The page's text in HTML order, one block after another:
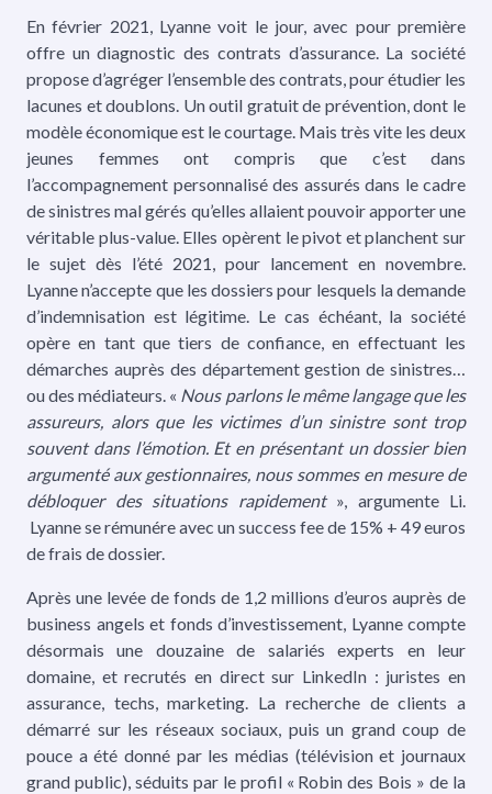
En février 2021, Lyanne voit le jour, avec pour première
offre un diagnostic des contrats d’assurance. La société
propose d’agréger l’ensemble des contrats, pour étudier les
lacunes et doublons. Un outil gratuit de prévention, dont le
modèle économique est le courtage. Mais très vite les deux
jeunes femmes ont compris que c’est dans
l’accompagnement personnalisé des assurés dans le cadre
de sinistres mal gérés qu’elles allaient pouvoir apporter une
véritable plus-value. Elles opèrent le pivot et planchent sur
le sujet dès l’été 2021, pour lancement en novembre.
Lyanne n’accepte que les dossiers pour lesquels la demande
d’indemnisation est légitime. Le cas échéant, la société
opère en tant que tiers de confiance, en effectuant les
démarches auprès des département gestion de sinistres…
ou des médiateurs. « Nous parlons le même langage que les
assureurs, alors que les victimes d’un sinistre sont trop
souvent dans l’émotion. Et en présentant un dossier bien
argumenté aux gestionnaires, nous sommes en mesure de
débloquer des situations rapidement», argumente Li.
Lyanne se rémunére avec un success fee de 15% + 49 euros
de frais de dossier.
Après une levée de fonds de 1,2 millions d’euros auprès de
business angels et fonds d’investissement, Lyanne compte
désormais une douzaine de salariés experts en leur
domaine, et recrutés en direct sur LinkedIn : juristes en
assurance, techs, marketing. La recherche de clients a
démarré sur les réseaux sociaux, puis un grand coup de
pouce a été donné par les médias (télévision et journaux
grand public), séduits par le profil « Robin des Bois » de la